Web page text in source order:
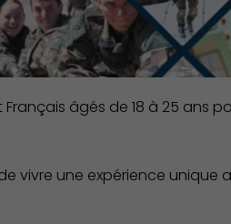
âgés de 18 à 25 ans
vivre une expérience